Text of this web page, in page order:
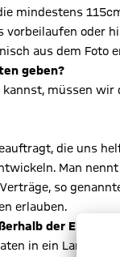
mindestens
vorbeilaufen
aus dem Foto
geben?
müssen
die uns
Man
so
erlauben.
der EU
in ein Land